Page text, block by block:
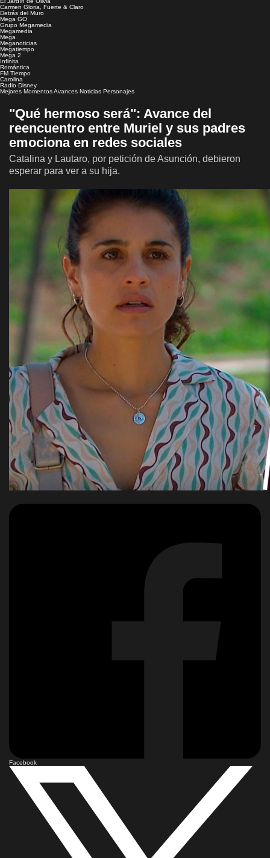
Carmen Gloria, Fuerte & Claro
Detrás del Muro
Mega GO
Grupo Megamedia
Megamedia
Mega
Meganoticias
Megatiempo
Mega 2
Infinita
Romántica
FM Tiempo
Carolina
Radio Disney
Mejores MomentosAvances Noticias Personajes
"Qué hermoso será": Avance del
reencuentro entre Muriel y sus padres
emociona en redes sociales
Catalina y Lautaro, por petición de Asunción, debieron
esperar para ver a su hija.
Facebook